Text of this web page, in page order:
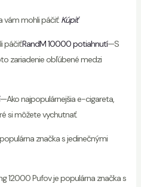
vám mohli páčiť:Kúpiť
páčiť:RandM 10000 potiahnutí—S
zariadenie obľúbené medzi
—Ako najpopulárnejšia e-cigareta,
si môžete vychutnať.
značka s jedinečnými
12000 Pufov je populárna značka s